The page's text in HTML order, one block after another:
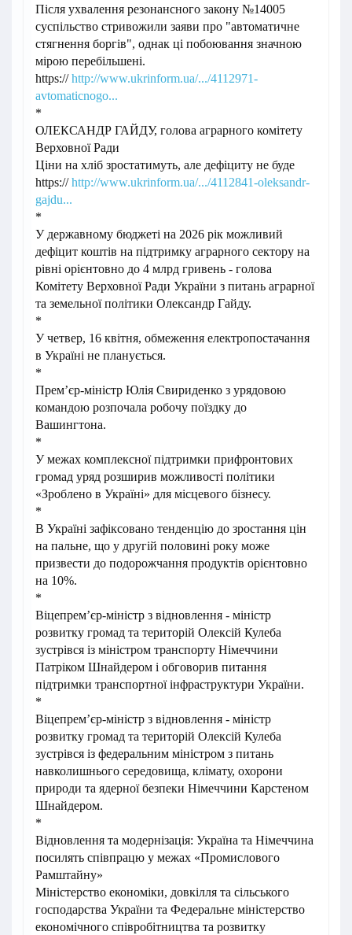
Після ухвалення резонансного закону №14005
суспільство стривожили заяви про "автоматичне
стягнення боргів", однак ці побоювання значною
мірою перебільшені.
https://http://www.ukrinform.ua/.../4112971-
avtomaticnogo...
*
ОЛЕКСАНДР ГАЙДУ, голова аграрного комітету
Верховної Ради
Ціни на хліб зростатимуть, але дефіциту не буде
https://http://www.ukrinform.ua/.../4112841-oleksandr-
gajdu...
*
У державному бюджеті на 2026 рік можливий
дефіцит коштів на підтримку аграрного сектору на
рівні орієнтовно до 4 млрд гривень - голова
Комітету Верховної Ради України з питань аграрної
та земельної політики Олександр Гайду.
*
У четвер, 16 квітня, обмеження електропостачання
в Україні не планується.
*
Прем’єр-міністр Юлія Свириденко з урядовою
командою розпочала робочу поїздку до
Вашингтона.
*
У межах комплексної підтримки прифронтових
громад уряд розширив можливості політики
«Зроблено в Україні» для місцевого бізнесу.
*
В Україні зафіксовано тенденцію до зростання цін
на пальне, що у другій половині року може
призвести до подорожчання продуктів орієнтовно
на 10%.
*
Віцепрем’єр-міністр з відновлення - міністр
розвитку громад та територій Олексій Кулеба
зустрівся із міністром транспорту Німеччини
Патріком Шнайдером і обговорив питання
підтримки транспортної інфраструктури України.
*
Віцепрем’єр-міністр з відновлення - міністр
розвитку громад та територій Олексій Кулеба
зустрівся із федеральним міністром з питань
навколишнього середовища, клімату, охорони
природи та ядерної безпеки Німеччини Карстеном
Шнайдером.
*
Відновлення та модернізація: Україна та Німеччина
посилять співпрацю у межах «Промислового
Рамштайну»
Міністерство економіки, довкілля та сільського
господарства України та Федеральне міністерство
економічного співробітництва та розвитку